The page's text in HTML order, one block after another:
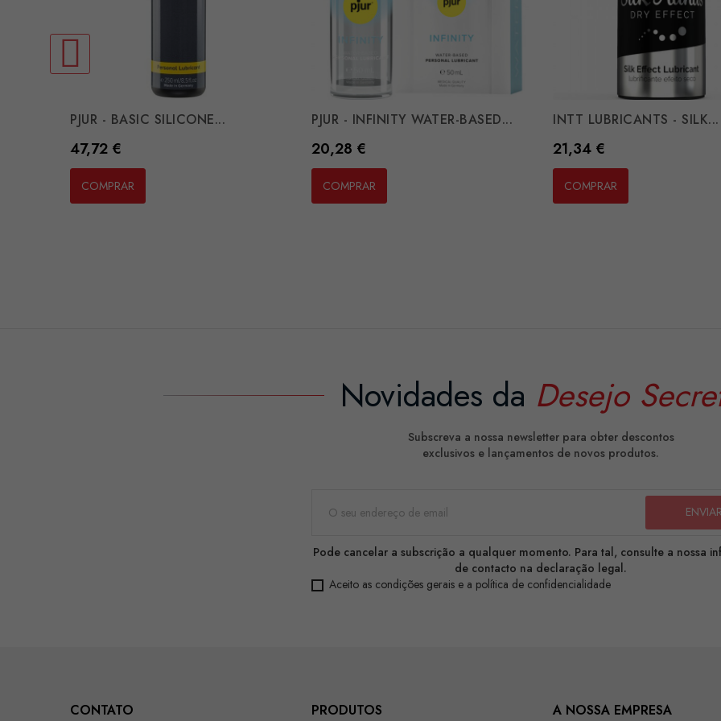
PJUR - BASIC SILICONE...
Preço
47,72 €
COMPRAR
PJUR - INFINITY WATER-BASED...
Preço
20,28 €
COMPRAR
INTT LUBRICANTS - SILK...
Preço
21,34 €
COMPRAR
Novidades da Desejo
Subscreva a nossa newsletter para obter descontos
exclusivos e lançamentos de novos produtos.
Pode cancelar a subscrição a qualquer momento. Para tal, consulte a nossa
de contacto na declaração legal.
Aceito as condições gerais e a política de confidencialidade
CONTATO PRODUTOS A NOSSA EMPRESA